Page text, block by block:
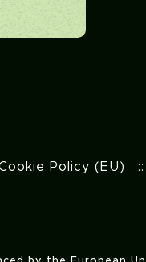
Policy (EU)